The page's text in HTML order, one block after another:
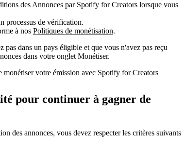
des Annonces par Spotify for Creators lorsque vous
processus de vérification.
à nos Politiques de monétisation.
pas dans un pays éligible et que vous n'avez pas reçu
dans votre onglet Monétiser.
monétiser votre émission avec Spotify for Creators
pour continuer à gagner de
des annonces, vous devez respecter les critères suivants